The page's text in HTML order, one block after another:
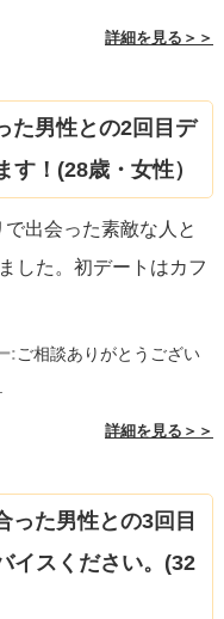
詳細を見る＞＞
た男性との2回目デ
！(28歳・女性）
出会った素敵な人と
した。初デートはカフ
:ご相談ありがとうござい
詳細を見る＞＞
った男性との3回目
イスください。(32